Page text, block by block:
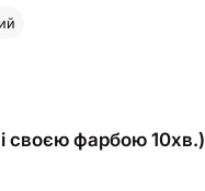
своєю фарбою 10хв.)